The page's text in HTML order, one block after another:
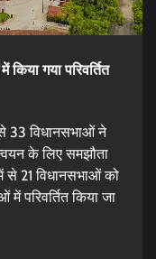
गया परिवर्तित
33 विधानसभाओं ने
के लिए समझौता
से 21 विधानसभाओं को
परिवर्तित किया जा